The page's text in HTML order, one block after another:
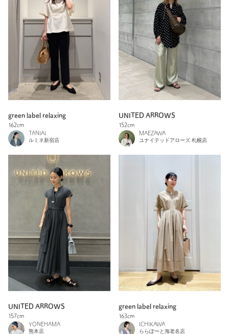
green label relaxing
162cm
TANIAI
ルミネ新宿店
UNITED ARROWS
152cm
MAEZAWA
ユナイテッドアローズ 札幌店
UNITED ARROWS
157cm
YONEHAMA
熊本店
green label relaxing
163cm
ICHIKAWA
ららぽーと海老名店